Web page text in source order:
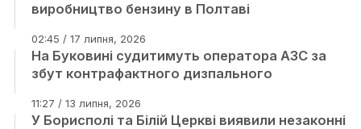
виробництво бензину в Полтаві
02:45 / 17 липня, 2026
На Буковині судитимуть оператора АЗС за
збут контрафактного дизпального
11:27 / 13 липня, 2026
У Борисполі та Білій Церкві виявили незаконні